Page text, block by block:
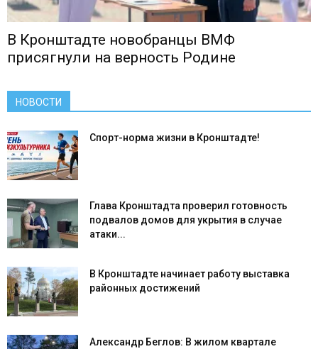
В Кронштадте новобранцы ВМФ
присягнули на верность Родине
НОВОСТИ
Спорт-норма жизни в Кронштадте!
Глава Кронштадта проверил готовность
подвалов домов для укрытия в случае
атаки...
В Кронштадте начинает работу выставка
районных достижений
Александр Беглов: В жилом квартале